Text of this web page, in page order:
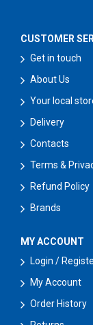
CUSTOMER
Get in touch
About Us
Your local
Delivery
Contacts
Terms &
Refund Policy
Brands
MY ACCOUNT
Login /
My Account
Order History